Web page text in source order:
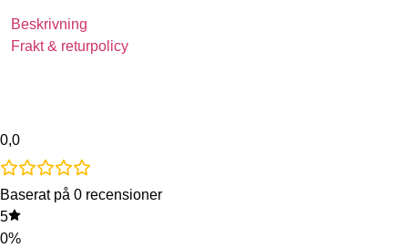
Beskrivning
Frakt & returpolicy
0,0
Baserat på 0 recensioner
5
0%